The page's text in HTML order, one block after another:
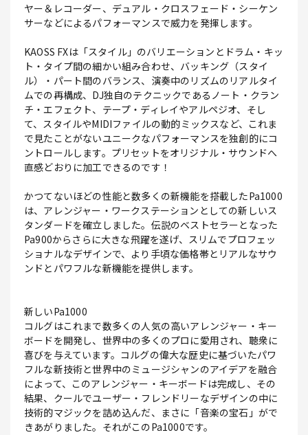
ヤー＆レコーダー、デュアル・クロスフェード・シーケン
サーなどによるパフォーマンスで威力を発揮します。
KAOSS FXは「スタイル」のバリエーションとドラム・キッ
ト・タイプ間の細かい組み合わせ、バッキング（スタイ
ル）・パート間のバランス、演奏中のリズムのリアルタイ
ムでの再構成、DJ独自のテクニックであるノート・クラン
チ・エフェクト、テープ・ディレイやアルペジオ、そし
て、スタイルやMIDIファイルの動的ミックスなど、これま
で見たことがないユニークなパフォーマンスを独創的にコ
ントロールします。プリセットをオリジナル・サウンドへ
直感どおりに加工できるのです！
かつてないほどの性能と数多くの新機能を搭載したPa1000
は、アレンジャー・ワークステーションとしての新しいス
タンダードを確立しました。伝説のベストセラーとなった
Pa900からさらに大きな飛躍を遂げ、スリムでプロフェッ
ショナルなデザインで、より手頃な価格帯とリアルなサウ
ンドとパワフルな新機能を提供します。
新しいPa1000
コルグはこれまで数多くの人気の高いアレンジャー・キー
ボードを開発し、世界中の多くのプロに愛用され、聴衆に
喜びを与えています。コルグの偉大な歴史に基づいたパワ
フルな新技術と世界中のミュージシャンのアイデアを融合
によって、このアレンジャー・キーボードは完成し、その
結果、クールでユーザー・フレンドリーなデザインの中に
技術的マジックを詰め込んだ、まさに「音楽の宝石」がで
きあがりました。それがこのPa1000です。